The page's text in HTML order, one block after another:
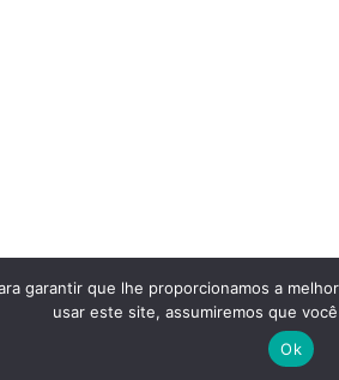
garantir que lhe proporcionamos a
usar este site, assumiremos que
Ok